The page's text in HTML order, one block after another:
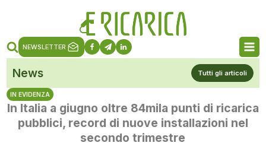
NEWSLETTER
News Tutti gli articoli
IN EVIDENZA
In Italia a giugno oltre 84mila punti di ricarica
pubblici, record di nuove installazioni nel
secondo trimestre